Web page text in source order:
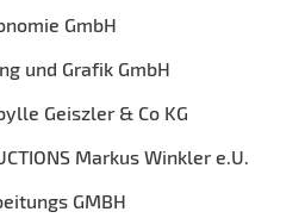
GmbH
und Grafik GmbH
Geiszler & Co KG
Markus Winkler e.U.
GMBH